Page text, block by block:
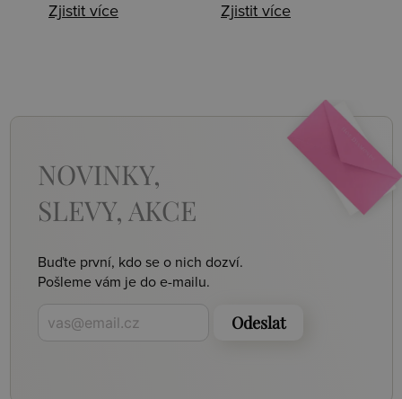
Zjistit více Zjistit více
NOVINKY,
SLEVY, AKCE
Buďte první, kdo se o nich dozví.
Pošleme vám je do e-mailu.
Odeslat